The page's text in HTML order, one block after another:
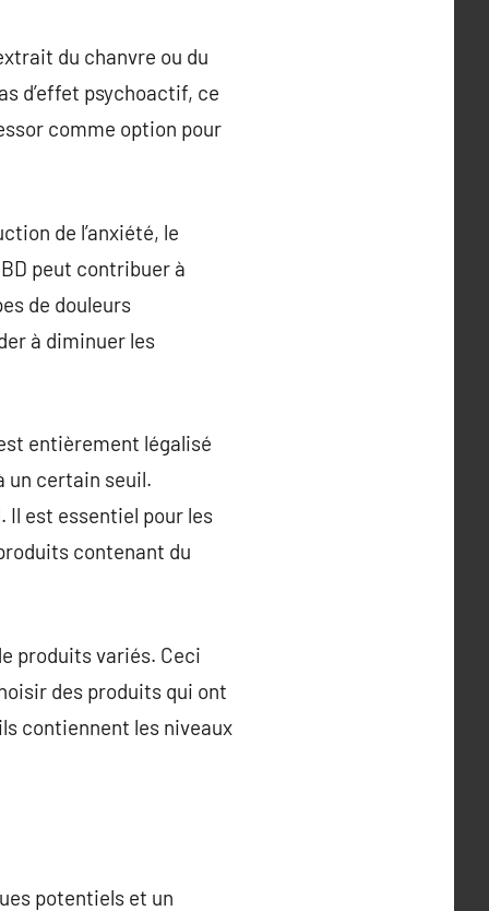
du chanvre ou du
d’effet psychoactif, ce
comme option pour
de l’anxiété, le
peut contribuer à
de douleurs
à diminuer les
entièrement légalisé
un certain seuil.
Il est essentiel pour les
contenant du
produits variés. Ceci
des produits qui ont
contiennent les niveaux
potentiels et un